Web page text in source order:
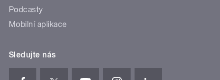
Podcasty
Mobilní aplikace
Sledujte nás